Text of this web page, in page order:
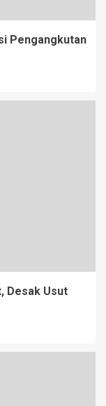
Pengangkutan
Desak Usut